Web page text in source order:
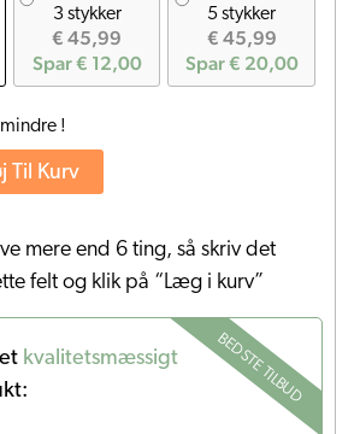
3 stykker
€ 45,99
Spar € 12,00
5 stykker
€ 45,99
Spar € 20,00
!
Til Kurv
mere end 6 ting, så skriv det
felt og klik på “Læg i kurv”
BEDSTE TILBUD
kvalitetsmæssigt